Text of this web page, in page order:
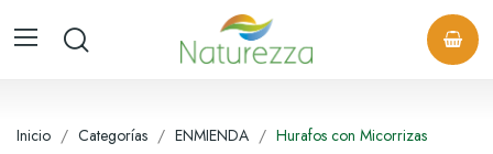
Inicio Categorías ENMIENDA Hurafos con Micorrizas